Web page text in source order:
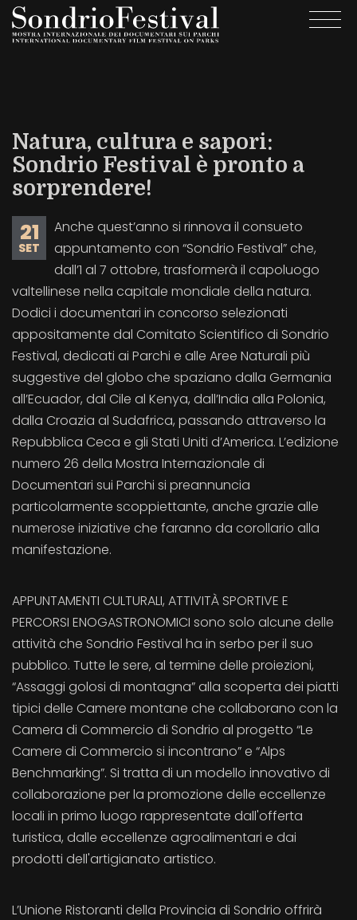
Salta
Natura, cultura e sapori:
Sondrio Festival è pronto a
sorprendere!
21
SET
Anche quest’anno si rinnova il consueto
appuntamento con “Sondrio Festival” che,
dall’1 al 7 ottobre, trasformerà il capoluogo
valtellinese nella capitale mondiale della natura.
Dodici i documentari in concorso selezionati
appositamente dal Comitato Scientifico di Sondrio
Festival, dedicati ai Parchi e alle Aree Naturali più
suggestive del globo che spaziano dalla Germania
all’Ecuador, dal Cile al Kenya, dall’India alla Polonia,
dalla Croazia al Sudafrica, passando attraverso la
Repubblica Ceca e gli Stati Uniti d’America. L’edizione
numero 26 della Mostra Internazionale di
Documentari sui Parchi si preannuncia
particolarmente scoppiettante, anche grazie alle
numerose iniziative che faranno da corollario alla
manifestazione.
APPUNTAMENTI CULTURALI, ATTIVITÀ SPORTIVE E
PERCORSI ENOGASTRONOMICI sono solo alcune delle
attività che Sondrio Festival ha in serbo per il suo
pubblico. Tutte le sere, al termine delle proiezioni,
“Assaggi golosi di montagna” alla scoperta dei piatti
tipici delle Camere montane che collaborano con la
Camera di Commercio di Sondrio al progetto “Le
Camere di Commercio si incontrano” e “Alps
Benchmarking”. Si tratta di un modello innovativo di
collaborazione per la promozione delle eccellenze
locali in primo luogo rappresentate dall'offerta
turistica, dalle eccellenze agroalimentari e dai
prodotti dell'artigianato artistico.
L’Unione Ristoranti della Provincia di Sondrio offrirà